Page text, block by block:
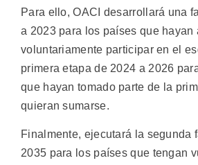
Para ello, OACI desarrollará una
a 2023 para los países que hayan
voluntariamente participar en el
primera etapa de 2024 a 2026
que hayan tomado parte de la
quieran sumarse.
Finalmente, ejecutará la segunda
2035 para los países que tengan